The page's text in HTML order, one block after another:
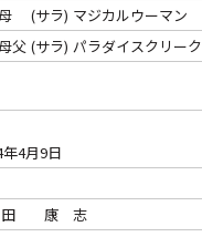
(サラ) マジカルウーマン
父 (サラ) パラダイスクリーク
年4月9日
康 志